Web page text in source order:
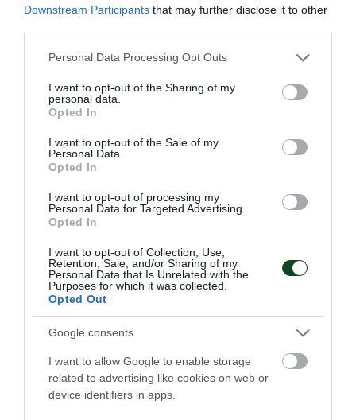
Downstream Participants that may further disclose it to other
Please note that this website/app uses one or more Google
not limited to your visit or usage behaviour. You may click to
grant or deny consent to Google and its third-party tags to
use your data for below specified purposes in below Google
consent section.
Personal Data Processing Opt Outs
I want to opt-out of the Sharing of my
personal data.
Opted In
I want to opt-out of the Sale of my
Personal Data.
Opted In
I want to opt-out of processing my
Personal Data for Targeted Advertising.
Opted In
I want to opt-out of Collection, Use,
Retention, Sale, and/or Sharing of my
Personal Data that Is Unrelated with the
Purposes for which it was collected.
Opted Out
Google consents
I want to allow Google to enable storage
related to advertising like cookies on web or
device identifiers in apps.
11:45 Κλ.«Παύλος Γιαννακόπουλος»
αγωνιστική ΕΣΚΑ Κορασίδες Β΄
12:00 Βουλιαγμένη, Παναθηναϊκός-ΝΟ
πρωταθλήματος πόλο Κ20
12:45 Φάληρο, Παναθηναϊκός-Ηλιούπολη, Β
Φάση Πανελληνίου πρωταθλήματος πόλο
13:00 Άπελντορν Ολλανδία, Ευρωπαϊκό
Κλειστού στίβου: 60μ Μυριανθόπουλος
Βασίλης (ΕΡΤ2)
15:00 Budva Μαυροβούνιο, Παγκόσμιο
Κύπελλο πυγμαχίας με τη συμμετοχή του